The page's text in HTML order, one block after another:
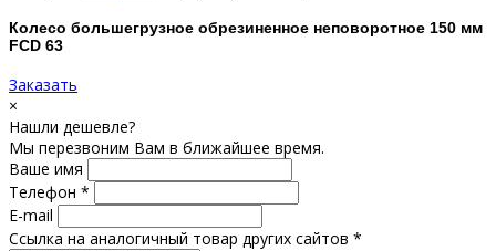
Колесо большегрузное обрезиненное неповоротное 150 мм
FCD 63
Заказать
×
Нашли дешевле?
Мы перезвоним Вам в ближайшее время.
Ваше имя
Телефон *
E-mail
Ссылка на аналогичный товар других сайтов *